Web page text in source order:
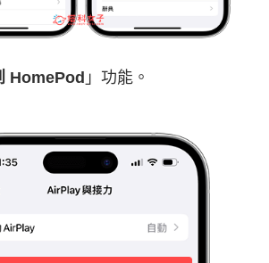
HomePod 」功能。